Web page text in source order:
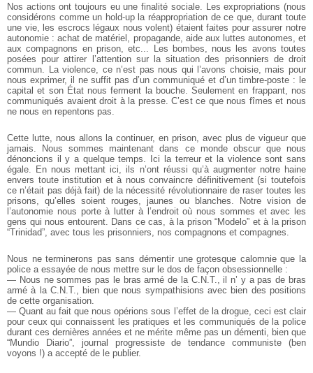
Nos actions ont toujours eu une finalité sociale. Les expropriations (nous
considérons comme un hold-up la réappropriation de ce que, durant toute
une vie, les escrocs légaux nous volent) étaient faites pour assurer notre
autonomie : achat de matériel, propagande, aide aux luttes autonomes, et
aux compagnons en prison, etc... Les bombes, nous les avons toutes
posées pour attirer l’attention sur la situation des prisonniers de droit
commun. La violence, ce n’est pas nous qui l’avons choisie, mais pour
nous exprimer, il ne suffit pas d’un communiqué et d’un timbre-poste : le
capital et son État nous ferment la bouche. Seulement en frappant, nos
communiqués avaient droit à la presse. C’est ce que nous fîmes et nous
ne nous en repentons pas.
Cette lutte, nous allons la continuer, en prison, avec plus de vigueur que
jamais. Nous sommes maintenant dans ce monde obscur que nous
dénoncions il y a quelque temps. Ici la terreur et la violence sont sans
égale. En nous mettant ici, ils n’ont réussi qu’à augmenter notre haine
envers toute institution et à nous convaincre définitivement (si toutefois
ce n’était pas déjà fait) de la nécessité révolutionnaire de raser toutes les
prisons, qu’elles soient rouges, jaunes ou blanches.
Notre vision de
l’autonomie nous porte à lutter à l’endroit où nous sommes et avec les
gens qui nous entourent. Dans ce cas, à la prison “Modelo” et à la prison
“Trinidad”, avec tous les prisonniers, nos compagnons et compagnes.
Nous ne terminerons pas sans démentir une grotesque calomnie que la
police a essayée de nous mettre sur le dos de façon obsessionnelle :
— Nous ne sommes pas le bras armé de la C.N.T., il n’ y a pas de bras
armé à la C.N.T., bien que nous sympathisions avec bien des positions
de cette organisation.
— Quant au fait que nous opérions sous l’effet de la drogue, ceci est clair
pour ceux qui connaissent les pratiques et les communiqués de la police
durant ces dernières années et ne mérite même pas un démenti, bien que
“Mundio Diario”, journal progressiste de tendance communiste (ben
voyons !) a accepté de le publier.